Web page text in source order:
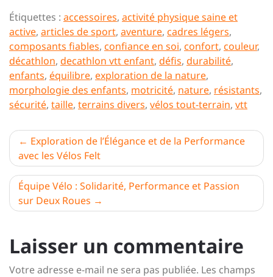
Étiquettes : accessoires, activité physique saine et
active, articles de sport, aventure, cadres légers,
composants fiables, confiance en soi, confort, couleur,
décathlon, decathlon vtt enfant, défis, durabilité,
enfants, équilibre, exploration de la nature,
morphologie des enfants, motricité, nature, résistants,
sécurité, taille, terrains divers, vélos tout-terrain, vtt
Navigation
de
l’article
Exploration de l’Élégance et de la Performance
avec les Vélos Felt
Équipe Vélo : Solidarité, Performance et Passion
sur Deux Roues
Laisser un commentaire
Votre adresse e-mail ne sera pas publiée. Les champs